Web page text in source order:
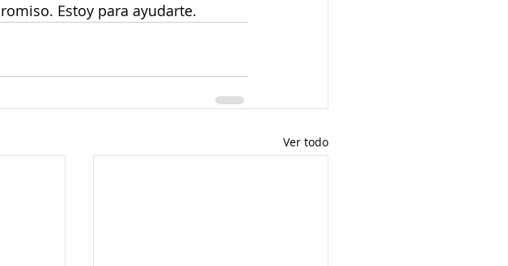
Estoy para ayudarte.
Ver todo